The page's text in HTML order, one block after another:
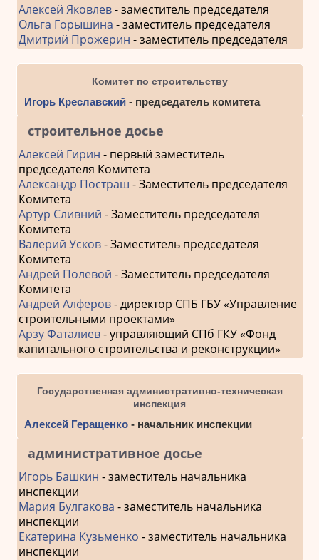
Алексей Яковлев- заместитель председателя
Ольга Горышина - заместитель председателя
Дмитрий Прожерин - заместитель председателя
Комитет по строительству
Игорь Креславский - председатель комитета
строительное досье
Алексей Гирин - первый заместитель
председателя Комитета
Александр Постраш - Заместитель председателя
Комитета
Артур Сливний - Заместитель председателя
Комитета
Валерий Усков- Заместитель председателя
Комитета
Андрей Полевой - Заместитель председателя
Комитета
Андрей Алферов- директор СПБ ГБУ «Управление
строительными проектами»
Арзу Фаталиев- управляющий СПб ГКУ «Фонд
капитального строительства и реконструкции»
Государственная административно-техническая
инспекция
Алексей Геращенко- начальник инспекции
административное досье
Игорь Башкин - заместитель начальника
инспекции
Мария Булгакова - заместитель начальника
инспекции
Екатерина Кузьменко - заместитель начальника
инспекции